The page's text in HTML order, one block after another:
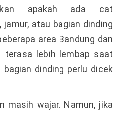
apakah ada cat
jamur, atau bagian dinding
area Bandung dan
terasa lebih lembap saat
dinding perlu dicek
masih wajar. Namun, jika